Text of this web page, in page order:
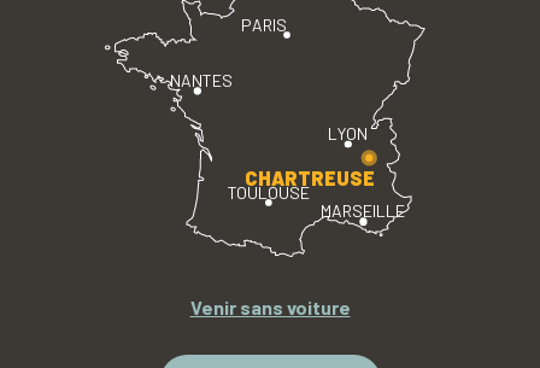
PARIS
LYON
TOULOUSE
MARSEILLE
NANTES
CHARTREUSE
Venir sans voiture